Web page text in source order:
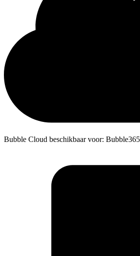
Bubble Cloud beschikbaar voor: